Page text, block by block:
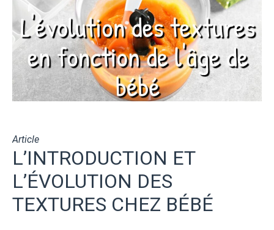
Article
L’INTRODUCTION ET
L’ÉVOLUTION DES
TEXTURES CHEZ BÉBÉ